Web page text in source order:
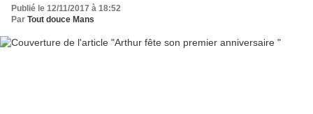
Publié le 12/11/2017 à 18:52
Par Tout douce Mans